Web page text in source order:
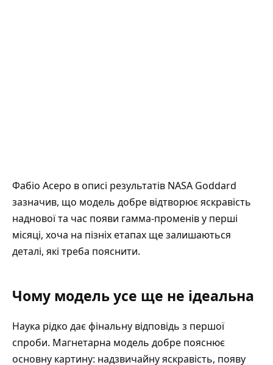
Фабіо Асеро вописі результатів NASA Goddard
зазначив, що модель добре відтворює яскравість
наднової та час появи гамма-променів у перші
місяці, хоча на пізніх етапах ще залишаються
деталі, які треба пояснити.
Чому модель усе ще не ідеальна
Наука рідко дає фінальну відповідь з першої
спроби. Магнетарна модель добре пояснює
основну картину: надзвичайну яскравість, появу